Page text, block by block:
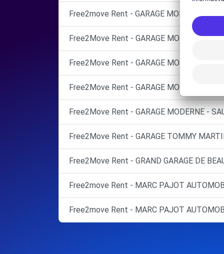
Free2move Rent - GARAGE MODERNE -
Free2Move Rent - GARAGE MODERNE -
Free2Move Rent - GARAGE MODERNE -
Free2Move Rent - GARAGE MODERNE -
Free2Move Rent - GARAGE MODERNE -
Free2Move Rent - GARAGE TOMMY
Free2Move Rent - GRAND GARAGE DE
Free2move Rent - MARC PAJOT
Free2move Rent - MARC PAJOT